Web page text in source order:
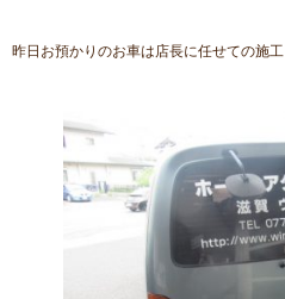
昨日お預かりのお車は店長に任せての施工